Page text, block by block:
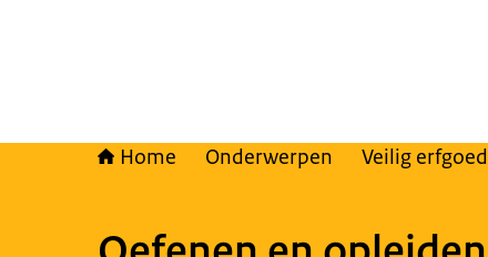
Home Onderwerpen Veilig erfgoed